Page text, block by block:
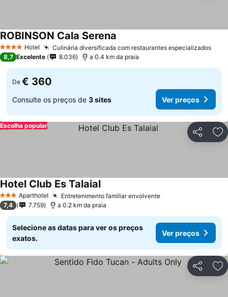
4 EstrelasHotel Culinária diversificada com restaurantes especializados
ROBINSON Cala Serena
8,7 Excelente 8.036 a 0.4 km da praia
De € 360
Consulte os preços de 3 sites Ver preços
Partilhar
Escolha popular
3 EstrelasAparthotel Entretenimento familiar envolvente
Hotel Club Es Talaial
7,4 7.759 a 0.2 km da praia
Selecione as datas para ver os preços
exatos.
Ver preços
Partilhar